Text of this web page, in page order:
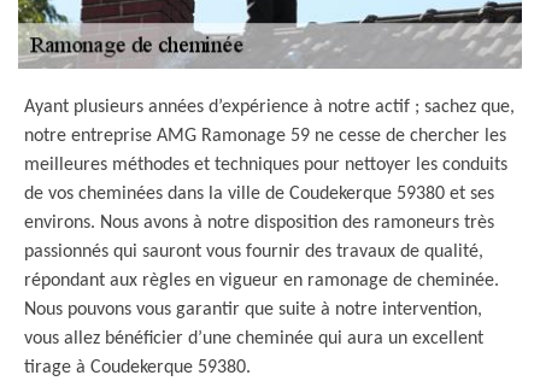
Ayant plusieurs années d’expérience à notre actif ; sachez que,
notre entreprise AMG Ramonage 59 ne cesse de chercher les
meilleures méthodes et techniques pour nettoyer les conduits
de vos cheminées dans la ville de Coudekerque 59380 et ses
environs. Nous avons à notre disposition des ramoneurs très
passionnés qui sauront vous fournir des travaux de qualité,
répondant aux règles en vigueur en ramonage de cheminée.
Nous pouvons vous garantir que suite à notre intervention,
vous allez bénéficier d’une cheminée qui aura un excellent
tirage à Coudekerque 59380.